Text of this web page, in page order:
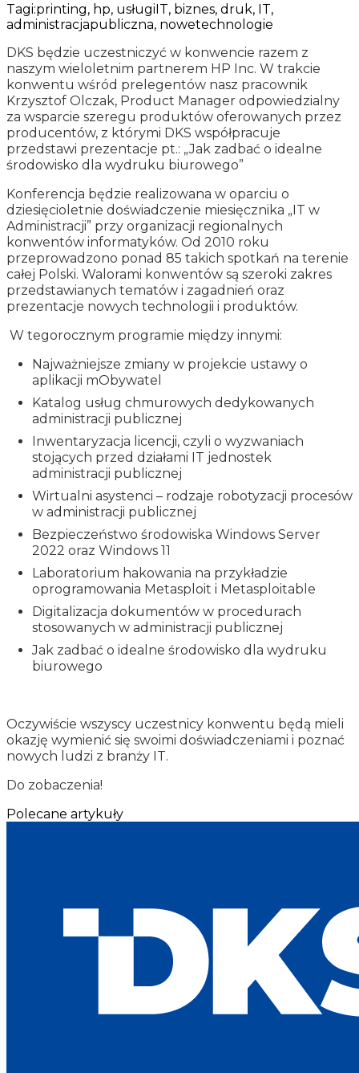
Tagi:printing, hp, usługiIT, biznes, druk, IT,
administracjapubliczna, nowetechnologie
DKS będzie uczestniczyć w konwencie razem z
naszym wieloletnim partnerem HP Inc. W trakcie
konwentu wśród prelegentów nasz pracownik
Krzysztof Olczak, Product Manager odpowiedzialny
za wsparcie szeregu produktów oferowanych przez
producentów, z którymi DKS współpracuje
przedstawi prezentacje pt.: „Jak zadbać o idealne
środowisko dla wydruku biurowego”
Konferencja będzie realizowana w oparciu o
dziesięcioletnie doświadczenie miesięcznika „IT w
Administracji” przy organizacji regionalnych
konwentów informatyków. Od 2010 roku
przeprowadzono ponad 85 takich spotkań na terenie
całej Polski. Walorami konwentów są szeroki zakres
przedstawianych tematów i zagadnień oraz
prezentacje nowych technologii i produktów.
W tegorocznym programie między innymi:
Najważniejsze zmiany w projekcie ustawy o
aplikacji mObywatel
Katalog usług chmurowych dedykowanych
administracji publicznej
Inwentaryzacja licencji, czyli o wyzwaniach
stojących przed działami IT jednostek
administracji publicznej
Wirtualni asystenci – rodzaje robotyzacji procesów
w administracji publicznej
Bezpieczeństwo środowiska Windows Server
2022 oraz Windows 11
Laboratorium hakowania na przykładzie
oprogramowania Metasploit i Metasploitable
Digitalizacja dokumentów w procedurach
stosowanych w administracji publicznej
Jak zadbać o idealne środowisko dla wydruku
biurowego
Oczywiście wszyscy uczestnicy konwentu będą mieli
okazję wymienić się swoimi doświadczeniami i poznać
nowych ludzi z branży IT.
Do zobaczenia!
Polecane artykuły